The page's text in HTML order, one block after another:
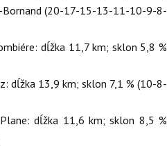
Bornand (20-17-15-13-11-10-9-8-
dĺžka 11,7 km; sklon 5,8 %
dĺžka 13,9 km; sklon 7,1 % (10-8-
dĺžka 11,6 km; sklon 8,5 %